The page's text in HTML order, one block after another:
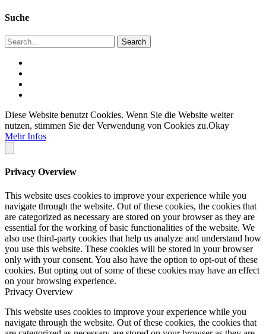
Suche
Diese Website benutzt Cookies. Wenn Sie die Website weiter
nutzen, stimmen Sie der Verwendung von Cookies zu.Okay
Mehr Infos
Privacy Overview
This website uses cookies to improve your experience while you
navigate through the website. Out of these cookies, the cookies that
are categorized as necessary are stored on your browser as they are
essential for the working of basic functionalities of the website. We
also use third-party cookies that help us analyze and understand how
you use this website. These cookies will be stored in your browser
only with your consent. You also have the option to opt-out of these
cookies. But opting out of some of these cookies may have an effect
on your browsing experience.
Privacy Overview
This website uses cookies to improve your experience while you
navigate through the website. Out of these cookies, the cookies that